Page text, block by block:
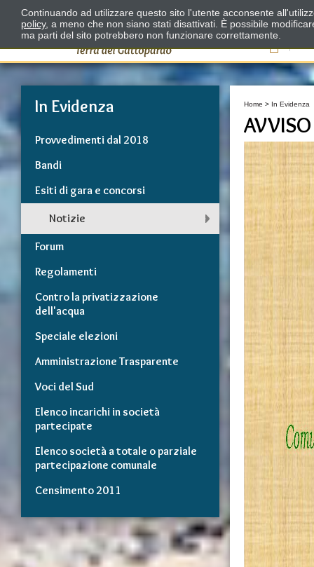
Il
In Evidenza
Provvedimenti dal 2018
Bandi
Esiti di gara e concorsi
Notizie
Forum
Regolamenti
Contro la privatizzazione
dell'acqua
Speciale elezioni
Amministrazione Trasparente
Voci del Sud
Elenco incarichi in società
partecipate
Elenco società a totale o parziale
partecipazione comunale
Censimento 2011
Home > In Evidenza
Continuando ad utilizzare questo sito l'utente acconsente
policy, a meno che non siano stati disattivati. È possibile
ma parti del sito potrebbero non funzionare correttamente.